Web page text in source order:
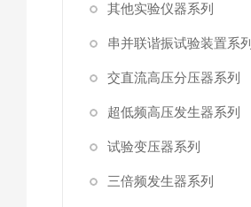
其他实验仪器系列
串并联谐振试验装置系列
交直流高压分压器系列
超低频高压发生器系列
试验变压器系列
三倍频发生器系列